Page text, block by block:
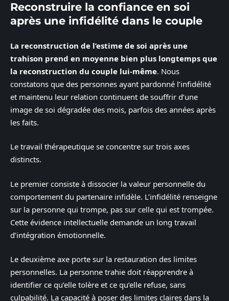
Reconstruire la confiance en soi
après une infidélité dans le couple
La reconstruction de l’estime de soi après une
trahison prend en moyenne bien plus longtemps que
la reconstruction du couple lui-même. Nous
constatons que des personnes ayant pardonné l’infidélité
et maintenu leur relation continuent de souffrir d’une
image de soi dégradée des mois, parfois des années après
les faits.
Le travail thérapeutique se concentre sur trois axes
distincts.
Le premier consiste à dissocier la valeur personnelle du
comportement du partenaire infidèle. L’infidélité renseigne
sur la personne qui trompe, pas sur celle qui est trompée.
Cette évidence intellectuelle demande un long travail
d’intégration émotionnelle.
Le deuxième axe porte sur la restauration des limites
personnelles. La personne trahie doit réapprendre à
identifier ce qu’elle tolère et ce qu’elle refuse, sans
culpabilité. La capacité à poser des limites claires dans la